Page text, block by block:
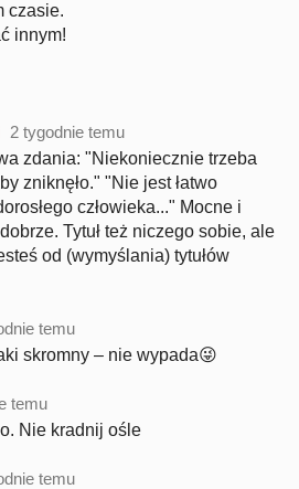
czasie.
innym!
2 tygodnie temu
zdania: "Niekoniecznie trzeba
zniknęło." "Nie jest łatwo
człowieka..." Mocne i
Tytuł też niczego sobie, ale
od (wymyślania) tytułów
temu
skromny – nie wypada😜
temu
Nie kradnij ośle
temu